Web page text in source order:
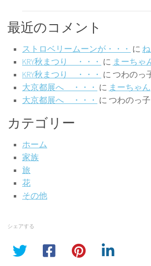
最近のコメント
ストロベリームーンが・・・ に
KRY秋まつり ・・・ に まーちゃ
KRY秋まつり ・・・ に つわのっ
大京都展へ ・・・ に まーちゃん
大京都展へ ・・・ に つわのっ子
カテゴリー
ホーム
家族
旅
花
その他
シェアする